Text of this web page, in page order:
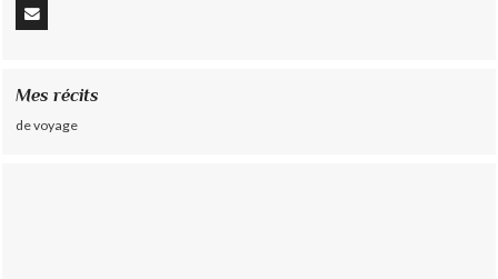
Mes récits
de voyage